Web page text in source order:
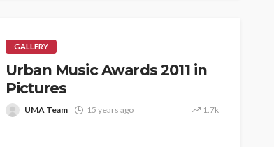
GALLERY
Urban Music Awards 2011 in
Pictures
UMA Team 15 years ago 1.7k